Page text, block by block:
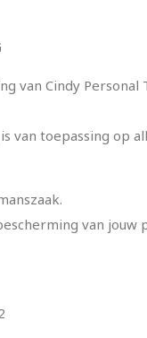
van Cindy Personal
van toepassing op
van jouw